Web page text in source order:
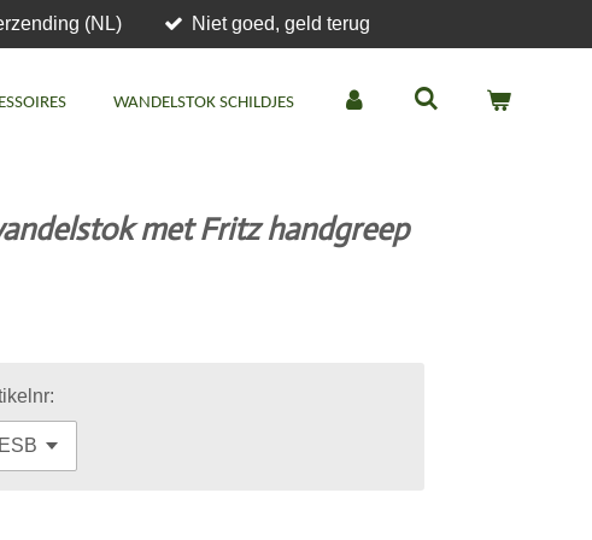
(NL) Niet goed, geld terug
WANDELSTOK SCHILDJES
met Fritz handgreep